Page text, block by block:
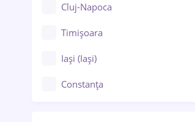
Cluj-Napoca
Timișoara
Iași (Iași)
Constanța